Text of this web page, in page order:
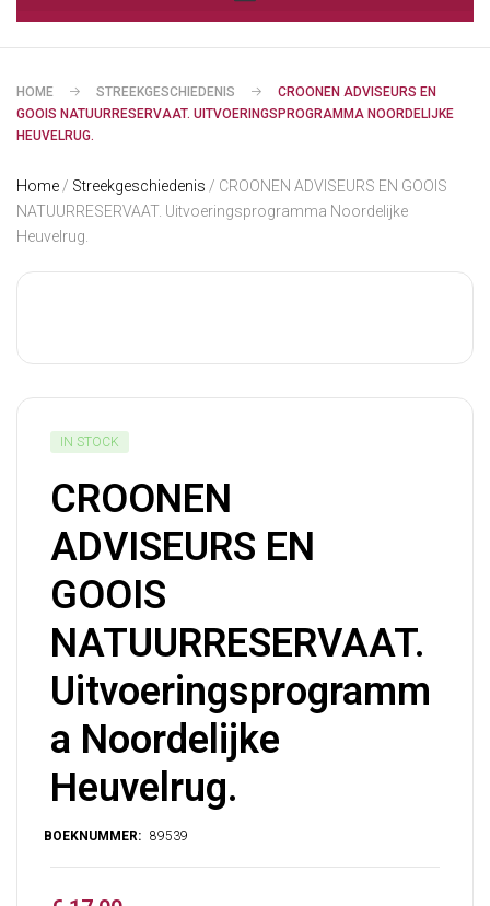
HOME STREEKGESCHIEDENIS
CROONEN ADVISEURS EN
GOOIS NATUURRESERVAAT. UITVOERINGSPROGRAMMA NOORDELIJKE
HEUVELRUG.
Home / Streekgeschiedenis / CROONEN ADVISEURS EN GOOIS
NATUURRESERVAAT. Uitvoeringsprogramma Noordelijke
Heuvelrug.
IN STOCK
CROONEN
ADVISEURS EN
GOOIS
NATUURRESERVAAT.
Uitvoeringsprogramm
a Noordelijke
Heuvelrug.